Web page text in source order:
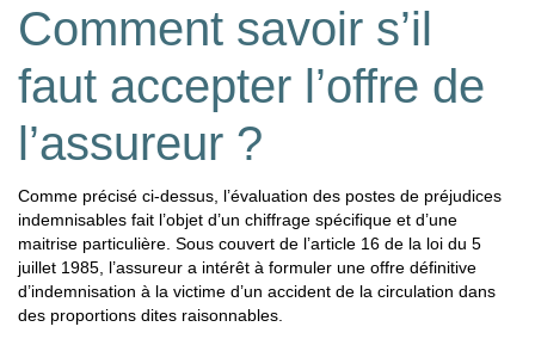
Comment savoir s’il
faut accepter l’offre de
l’assureur ?
Comme précisé ci-dessus, l’évaluation des postes de préjudices
indemnisables fait l’objet d’un chiffrage spécifique et d’une
maitrise particulière. Sous couvert de l’article 16 de la loi du 5
juillet 1985, l’assureur a intérêt à formuler une offre définitive
d’indemnisation à la victime d’un accident de la circulation dans
des proportions dites raisonnables.